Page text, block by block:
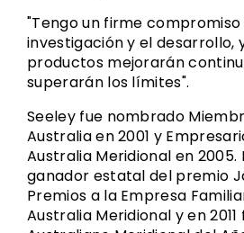
"Tengo un firme
investigación y el desarrollo,
productos mejorarán
superarán los límites".
Seeley fue nombrado
Australia en 2001 y
Australia Meridional en 2005.
ganador estatal del premio
Premios a la Empresa
Australia Meridional y en